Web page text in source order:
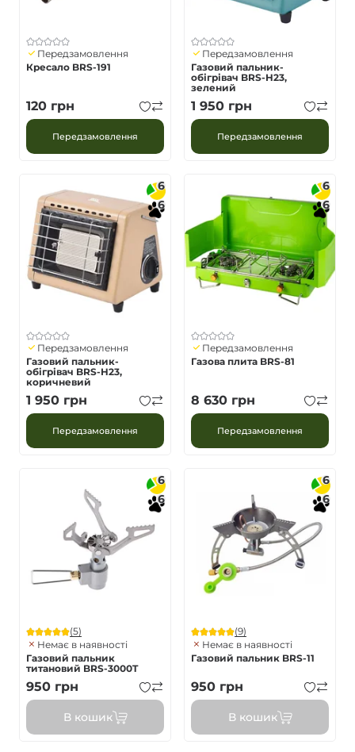
Передзамовлення
Кресало BRS-191
120 грн
Передзамовлення
Передзамовлення
Газовий пальник-
обігрівач BRS-H23,
зелений
1 950 грн
Передзамовлення
6
6
Передзамовлення
Газовий пальник-
обігрівач BRS-H23,
коричневий
1 950 грн
Передзамовлення
6
6
Передзамовлення
Газова плита BRS-81
8 630 грн
Передзамовлення
6
6
(5)
Немає в наявності
Газовий пальник
титановий BRS-3000T
950 грн
В кошик
6
6
(9)
Немає в наявності
Газовий пальник BRS-11
950 грн
В кошик